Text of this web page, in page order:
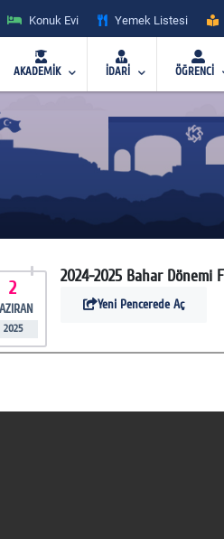
Konuk Evi Yemek Listesi
AKADEMİK İDARİ ÖĞRENCİ
2
2025
2024-2025 Bahar Dönemi
Yeni Pencerede Aç